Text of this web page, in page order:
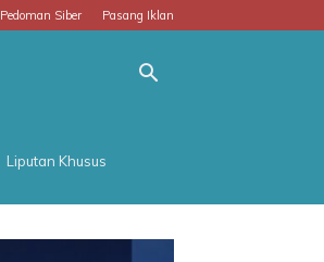
Pedoman Siber Pasang Iklan
Liputan Khusus